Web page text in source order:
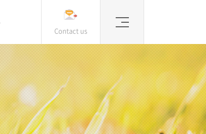
Contact us